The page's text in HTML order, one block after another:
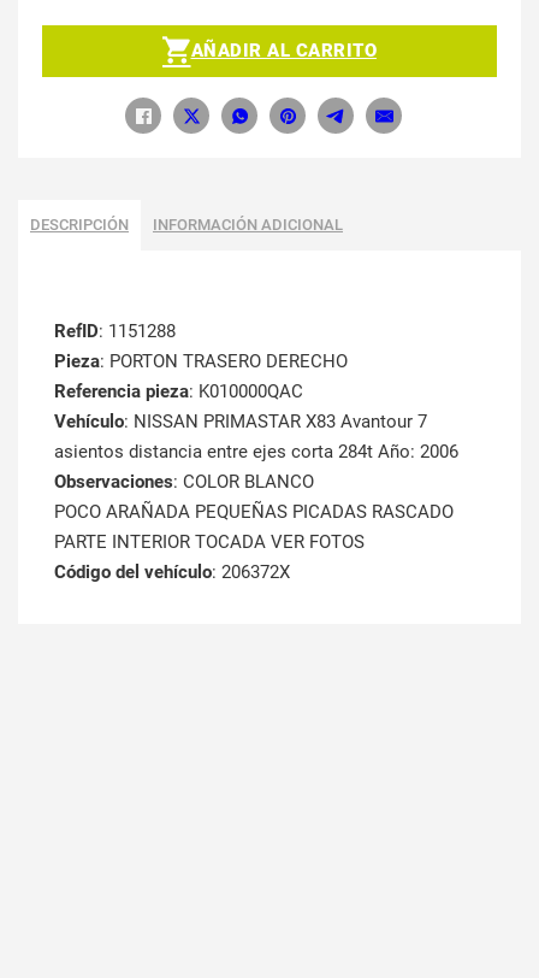
AÑADIR AL CARRITO
DESCRIPCIÓN INFORMACIÓN ADICIONAL
RefID: 1151288
Pieza: PORTON TRASERO DERECHO
Referencia pieza: K010000QAC
Vehículo: NISSAN PRIMASTAR X83 Avantour 7
asientos distancia entre ejes corta 284t Año: 2006
Observaciones: COLOR BLANCO
POCO ARAÑADA PEQUEÑAS PICADAS RASCADO
PARTE INTERIOR TOCADA VER FOTOS
Código del vehículo: 206372X